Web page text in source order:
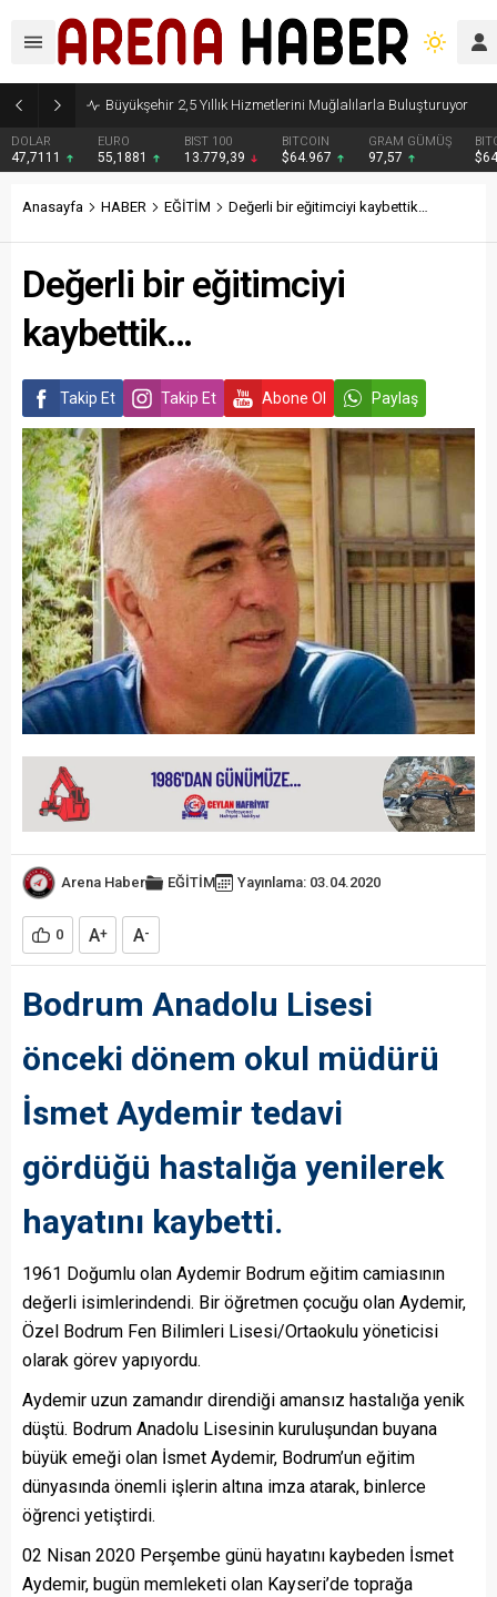
Büyükşehir 2,5 Yıllık Hizmetlerini Muğlalılarla Buluşturuyor
DOLAR
47,7111
EURO
55,1881
BIST 100
13.779,39
BITCOIN
$64.967
GRAM GÜMÜŞ
97,57
Anasayfa HABER EĞİTİM Değerli bir eğitimciyi kaybettik…
Değerli bir eğitimciyi
kaybettik…
Takip Et Takip Et Abone Ol Paylaş
Arena Haber EĞİTİM Yayınlama: 03.04.2020
0 A+ A-
Bodrum Anadolu Lisesi
önceki dönem okul müdürü
İsmet Aydemir tedavi
gördüğü hastalığa yenilerek
hayatını kaybetti.
1961 Doğumlu olan Aydemir Bodrum eğitim camiasının
değerli isimlerindendi. Bir öğretmen çocuğu olan Aydemir,
Özel Bodrum Fen Bilimleri Lisesi/Ortaokulu yöneticisi
olarak görev yapıyordu.
Aydemir uzun zamandır direndiği amansız hastalığa yenik
düştü. Bodrum Anadolu Lisesinin kuruluşundan buyana
büyük emeği olan İsmet Aydemir, Bodrum’un eğitim
dünyasında önemli işlerin altına imza atarak, binlerce
öğrenci yetiştirdi.
02 Nisan 2020 Perşembe günü hayatını kaybeden İsmet
Aydemir, bugün memleketi olan Kayseri’de toprağa